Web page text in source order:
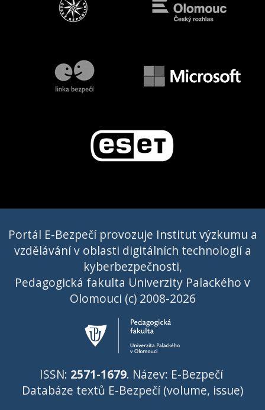
Portál E-Bezpečí provozuje Institut výzkumu a
vzdělávání v oblasti digitálních technologií a
kyberbezpečnosti,
Pedagogická fakulta Univerzity Palackého v
Olomouci (c) 2008-2026
ISSN: 2571-1679. Název: E-Bezpečí
Databáze textů E-Bezpečí (volume, issue)